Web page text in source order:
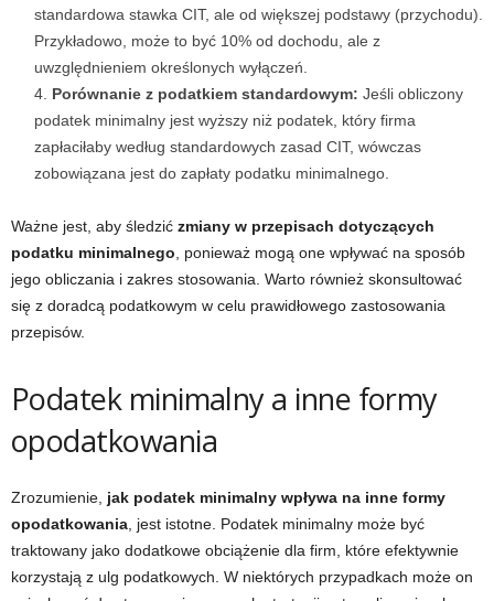
standardowa stawka CIT, ale od większej podstawy (przychodu).
Przykładowo, może to być 10% od dochodu, ale z
uwzględnieniem określonych wyłączeń.
Porównanie z podatkiem standardowym: Jeśli obliczony
podatek minimalny jest wyższy niż podatek, który firma
zapłaciłaby według standardowych zasad CIT, wówczas
zobowiązana jest do zapłaty podatku minimalnego.
Ważne jest, aby śledzić zmiany w przepisach dotyczących
podatku minimalnego , ponieważ mogą one wpływać na sposób
jego obliczania i zakres stosowania. Warto również skonsultować
się z doradcą podatkowym w celu prawidłowego zastosowania
przepisów.
Podatek minimalny a inne formy
opodatkowania
Zrozumienie, jak podatek minimalny wpływa na inne formy
opodatkowania , jest istotne. Podatek minimalny może być
traktowany jako dodatkowe obciążenie dla firm, które efektywnie
korzystają z ulg podatkowych. W niektórych przypadkach może on